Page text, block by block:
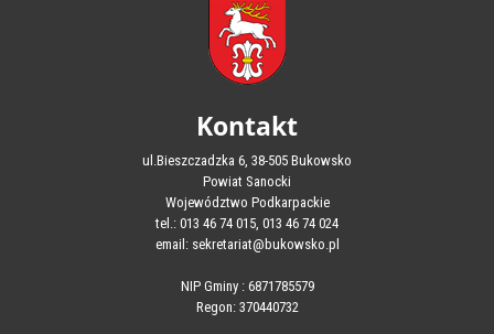
Kontakt
ul.Bieszczadzka 6, 38-505 Bukowsko
Powiat Sanocki
Województwo Podkarpackie
tel.: 013 46 74 015, 013 46 74 024
email: sekretariat@bukowsko.pl
NIP Gminy : 6871785579
Regon: 370440732